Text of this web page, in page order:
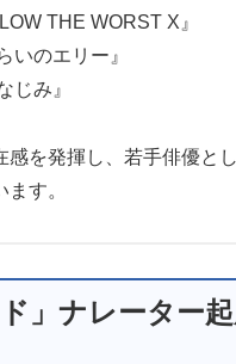
THE WORST X』
いのエリー』
じみ』
感を発揮し、若手俳優と
す。
ド」ナレーター